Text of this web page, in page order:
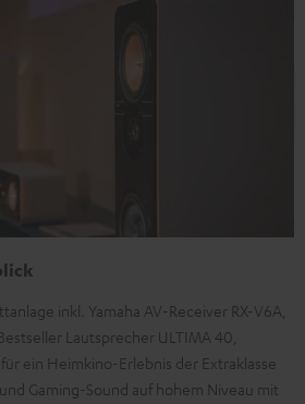
inkl. Yamaha AV-Receiver RX-V6A,
Lautsprecher ULTIMA 40,
ein Heimkino-Erlebnis der Extraklasse
Gaming-Sound auf hohem Niveau mit